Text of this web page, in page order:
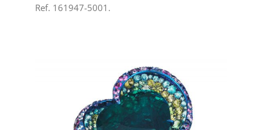
Ref. 161947-5001.